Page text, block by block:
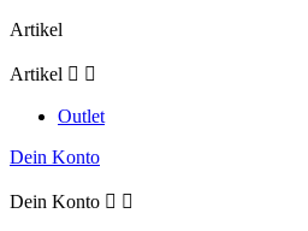
Artikel
Artikel  
Outlet
Dein Konto
Dein Konto  